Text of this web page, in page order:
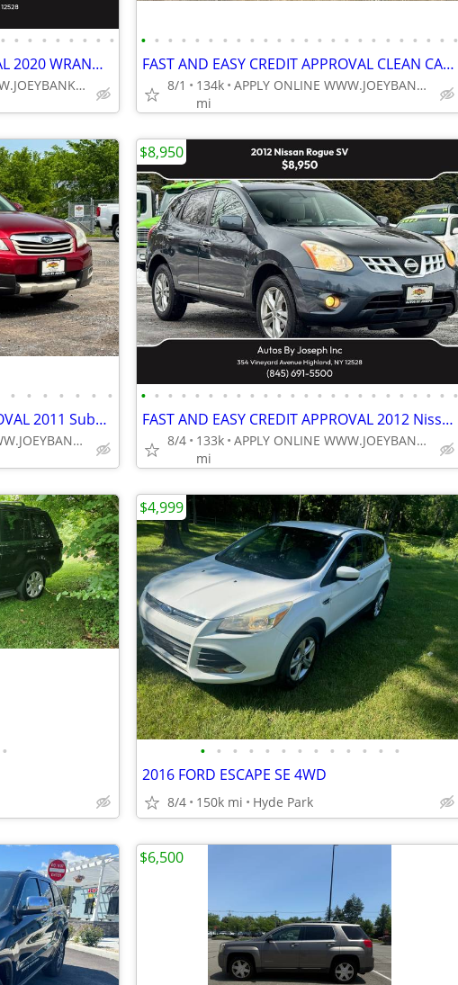
• • • • • • • • •
FAST & EASY CREDIT APPROVAL 2020 WRANGLER RUBICON WITH ONLY 31K
APPLY ONLINE WWW.JOEYBANK.COM OR MAKE CASH OFFER
• • • • • • • • • • • • • • • • • • • • • • • •
FAST AND EASY CREDIT APPROVAL CLEAN CARFAX!! 2011 Nissan Rogue SL AWD
8/1
134k
mi
APPLY ONLINE WWW.JOEYBANK.COM OR MAKE CASH OFFER
• • • • • • •
FAST AND EASY CREDIT APPROVAL 2011 Subaru Outback 2.5i Limited AWD Wag
APPLY ONLINE WWW.JOEYBANK.COM OR MAKE CASH OFFER
• • • • • • • • • • • • • • • • • • • • • • • •
FAST AND EASY CREDIT APPROVAL 2012 Nissan Rogue SV FWD SUV!! Premium P
8/4
133k
mi
APPLY ONLINE WWW.JOEYBANK.COM OR MAKE CASH OFFER
$8,950
• • • • • • • • • • • • • •
2016 FORD ESCAPE SE 4WD
8/4 150k mi Hyde Park
$4,999
$6,500